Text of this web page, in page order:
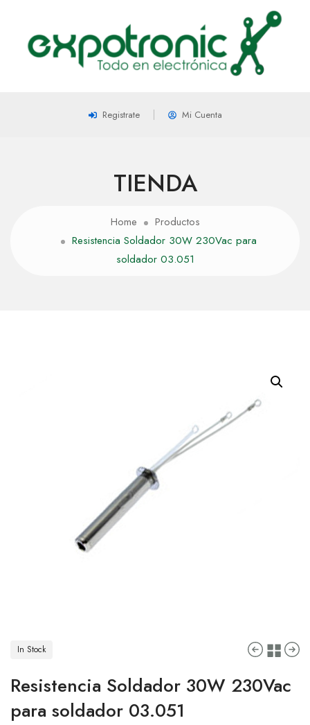
Registrate Mi Cuenta
TIENDA
Home
Productos
Resistencia Soldador 30W 230Vac para
soldador 03.051
In Stock
Resistencia Soldador 30W 230Vac
para soldador 03.051